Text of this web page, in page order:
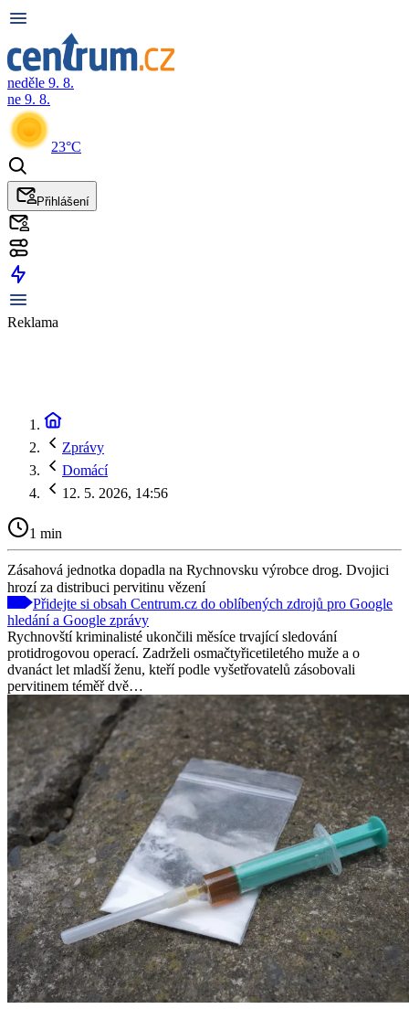
neděle 9. 8.
ne 9. 8.
23°C
Přihlášení
Reklama
Zprávy
Domácí
12. 5. 2026, 14:56
1 min
Zásahová jednotka dopadla na Rychnovsku výrobce drog. Dvojici
hrozí za distribuci pervitinu vězení
Přidejte si obsah Centrum.cz do oblíbených zdrojů pro Google
hledání a Google zprávy
Rychnovští kriminalisté ukončili měsíce trvající sledování
protidrogovou operací. Zadrželi osmačtyřicetiletého muže a o
dvanáct let mladší ženu, kteří podle vyšetřovatelů zásobovali
pervitinem téměř dvě…